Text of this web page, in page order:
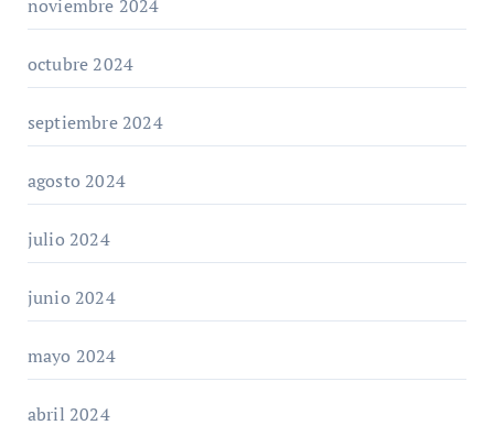
noviembre 2024
octubre 2024
septiembre 2024
agosto 2024
julio 2024
junio 2024
mayo 2024
abril 2024